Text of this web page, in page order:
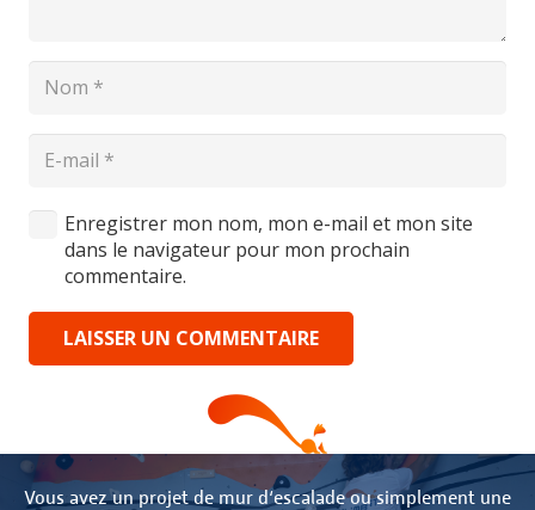
Enregistrer mon nom, mon e-mail et mon site
dans le navigateur pour mon prochain
commentaire.
LAISSER UN COMMENTAIRE
Vous avez un projet de mur d‘escalade ou simplement une